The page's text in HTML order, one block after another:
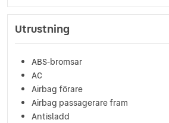
Utrustning
ABS-bromsar
AC
Airbag förare
Airbag passagerare fram
Antisladd